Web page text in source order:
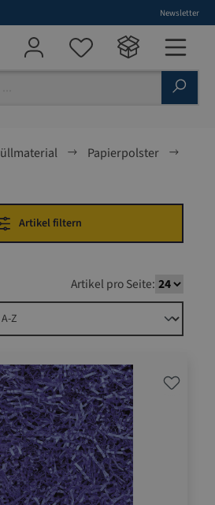
Newsletter
Papierpolster
Artikel filtern
Artikel pro Seite: